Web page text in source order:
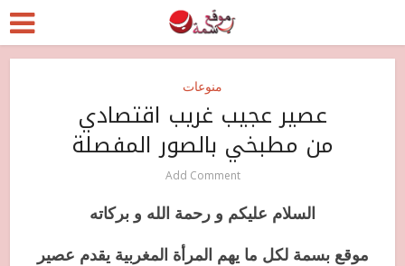
منوعات
عصير عجيب غريب اقتصادي
من مطبخي بالصور المفصلة
Add Comment
السلام عليكم و رحمة الله و بركاته
موقع بسمة لكل ما يهم المرأة المغربية يقدم عصير